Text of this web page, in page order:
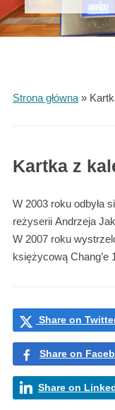
Strona główna»
Kartka z
W 2003 roku odbyła
reżyserii Andrzeja
W 2007 roku
księżycową Chang’e
Share on
Share on
Share on